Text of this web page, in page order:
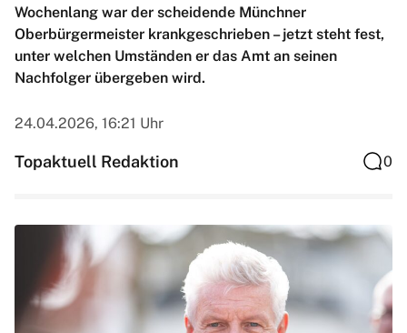
Wochenlang war der scheidende Münchner
Oberbürgermeister krankgeschrieben – jetzt steht fest,
unter welchen Umständen er das Amt an seinen
Nachfolger übergeben wird.
24.04.2026, 16:21 Uhr
Topaktuell Redaktion 0